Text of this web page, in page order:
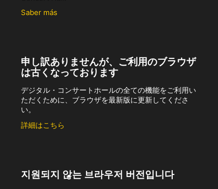
Saber más
申し訳ありませんが、ご利用のブラウザ
は古くなっております
デジタル・コンサートホールの全ての機能をご利用い
ただくために、ブラウザを最新版に更新してくださ
い。
詳細はこちら
지원되지 않는 브라우저 버전입니다